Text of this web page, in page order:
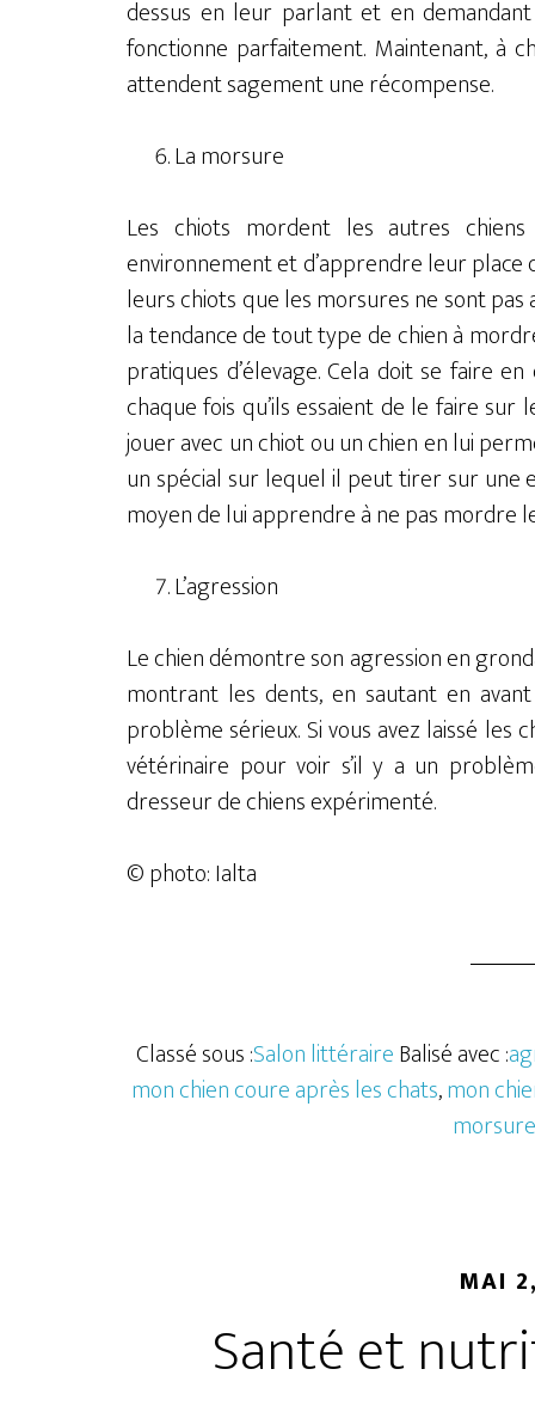
dessus en leur parlant et en
fonctionne parfaitement. Maintenant, à
attendent sagement une récompense.
La morsure
Les chiots mordent les autres
environnement et d’apprendre leur place
leurs chiots que les morsures ne sont
la tendance de tout type de chien à
pratiques d’élevage. Cela doit se faire
chaque fois qu’ils essaient de le faire
jouer avec un chiot ou un chien en lui
un spécial sur lequel il peut tirer sur
moyen de lui apprendre à ne pas mordre
L’agression
Le chien démontre son agression en
montrant les dents, en sautant en
problème sérieux. Si vous avez laissé
vétérinaire pour voir s’il y a un
dresseur de chiens expérimenté.
© photo: Ialta
Classé sous :Salon littéraireBalisé avec :
mon chien coure après les chats,mon
morsure
MAI
Santé et